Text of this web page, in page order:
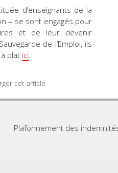
d’enseignants de la
– se sont engagés pour
et de leur devenir
de l’Emploi, ils
plat ici.
cet article
Plafonnement des